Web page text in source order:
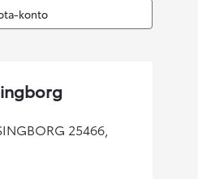
konto
25466,